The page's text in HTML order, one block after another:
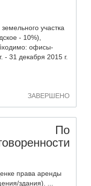
участка
- 10%),
офисы-
- 31 декабря 2015 г.
ЗАВЕРШЕНО
По
права аренды
здания). ...